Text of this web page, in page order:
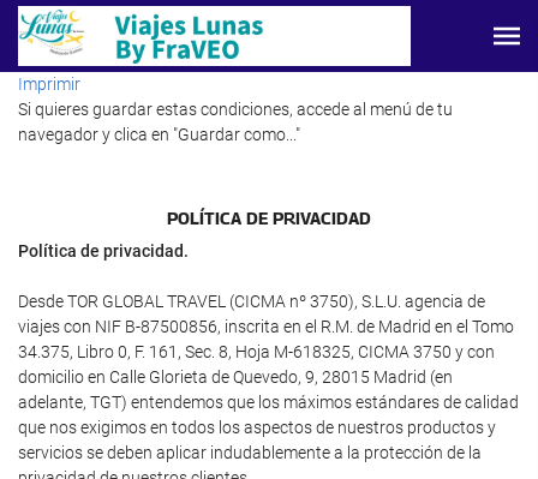
Imprimir
Si quieres guardar estas condiciones, accede al menú de tu
navegador y clica en "Guardar como..."
POLÍTICA DE PRIVACIDAD
Política de privacidad.
Desde TOR GLOBAL TRAVEL (CICMA nº 3750), S.L.U. agencia de
viajes con NIF B-87500856, inscrita en el R.M. de Madrid en el Tomo
34.375, Libro 0, F. 161, Sec. 8, Hoja M-618325, CICMA 3750 y con
domicilio en Calle Glorieta de Quevedo, 9, 28015 Madrid (en
adelante, TGT) entendemos que los máximos estándares de calidad
que nos exigimos en todos los aspectos de nuestros productos y
servicios se deben aplicar indudablemente a la protección de la